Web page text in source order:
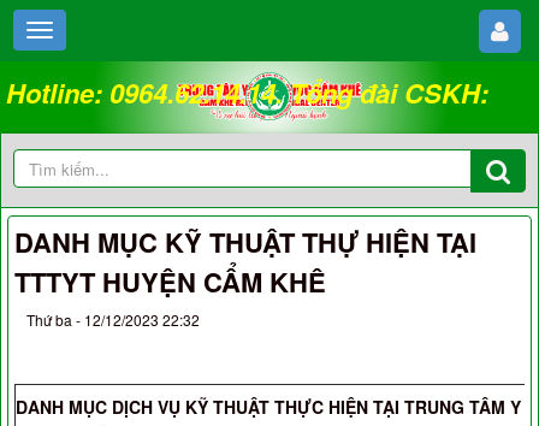
Hotline: 0964.62.14.14. Tổng đài CSKH:
18008262
DANH MỤC KỸ THUẬT THỰ HIỆN TẠI
TTTYT HUYỆN CẨM KHÊ
Thứ ba - 12/12/2023 22:32
DANH MỤC DỊCH VỤ KỸ THUẬT THỰC HIỆN TẠI TRUNG TÂM Y